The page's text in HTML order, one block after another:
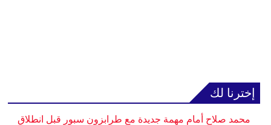
إخترنا لك
محمد صلاح أمام مهمة جديدة مع طرابزون سبور قبل انطلاق